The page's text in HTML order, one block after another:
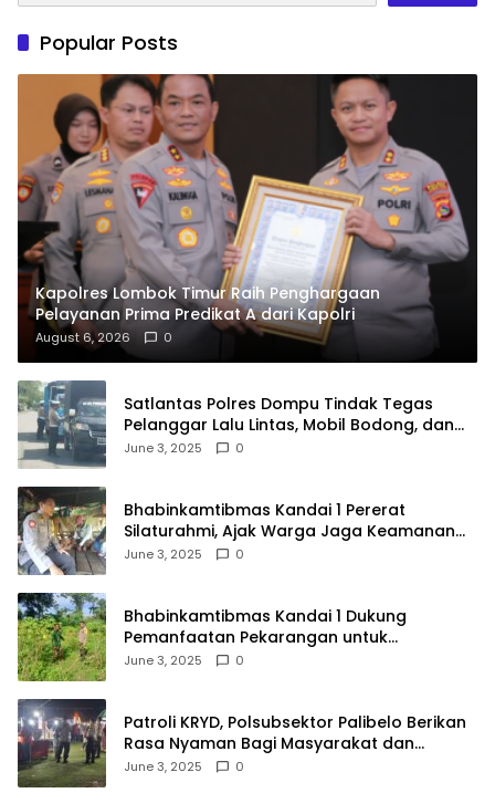
Popular Posts
Kapolres Lombok Timur Raih Penghargaan
Pelayanan Prima Predikat A dari Kapolri
August 6, 2026 0
Satlantas Polres Dompu Tindak Tegas
Pelanggar Lalu Lintas, Mobil Bodong, dan
Kendaraan Tak Bayar Pajak
June 3, 2025 0
Bhabinkamtibmas Kandai 1 Pererat
Silaturahmi, Ajak Warga Jaga Keamanan
Lingkungan
June 3, 2025 0
Bhabinkamtibmas Kandai 1 Dukung
Pemanfaatan Pekarangan untuk
Ketahanan Pangan Menuju Indonesia Emas
June 3, 2025 0
Patroli KRYD, Polsubsektor Palibelo Berikan
Rasa Nyaman Bagi Masyarakat dan
Antisipasi Aksi Menjurus Premanisme
June 3, 2025 0